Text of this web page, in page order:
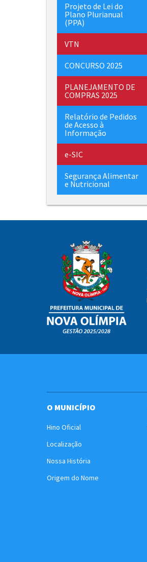
Projeto de Lei do
Plano Plurianual
(PPA)
VTN
CONCURSO 2025
PLANEJAMENTO DE
COMPRAS 2025
Relatório de Pedidos
de Acesso à
Informação
e-SIC
Segurança Alimentar
e Nutricional
O MUNICÍPIO
Hino Oficial
Localização
Nossa História
Origem do Nome